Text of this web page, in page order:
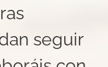
seguir